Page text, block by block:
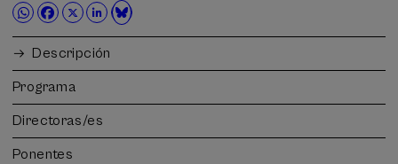
Descripción
Programa
Directoras/es
Ponentes